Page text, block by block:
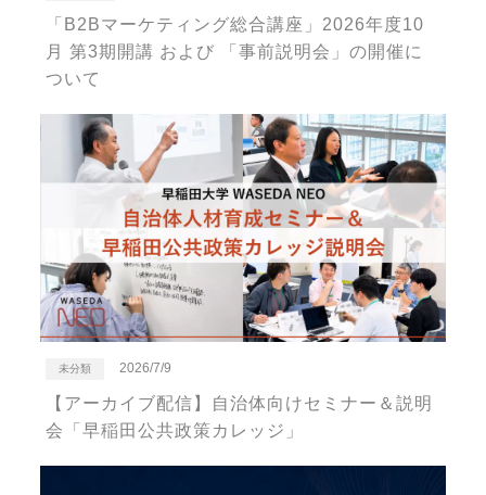
「B2Bマーケティング総合講座」2026年度10
月 第3期開講 および 「事前説明会」の開催に
ついて
未分類 2026/7/9
【アーカイブ配信】自治体向けセミナー＆説明
会「早稲田公共政策カレッジ」